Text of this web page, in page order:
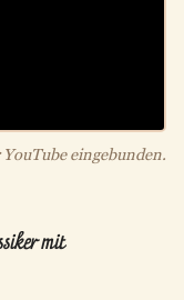
eingebunden.
mit